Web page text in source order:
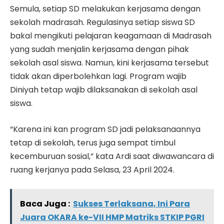
Semula, setiap SD melakukan kerjasama dengan
sekolah madrasah. Regulasinya setiap siswa SD
bakal mengikuti pelajaran keagamaan di Madrasah
yang sudah menjalin kerjasama dengan pihak
sekolah asal siswa. Namun, kini kerjasama tersebut
tidak akan diperbolehkan lagi. Program wajib
Diniyah tetap wajib dilaksanakan di sekolah asal
siswa.
“Karena ini kan program SD jadi pelaksanaannya
tetap di sekolah, terus juga sempat timbul
kecemburuan sosial,” kata Ardi saat diwawancara di
ruang kerjanya pada Selasa, 23 April 2024.
Baca Juga : Sukses Terlaksana, Ini Para
Juara OKARA ke-VII HMP Matriks STKIP PGRI